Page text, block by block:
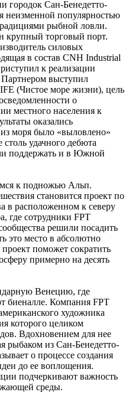
городок Сан-Бенедетто-
неизменной популярностью
рыбной ловли.
крупный торговый порт.
силовых
в состав CNH Industrial
к реализации
выступил
(Чистое море жизни), цель
о
местного населения к
оказались
моря было «выловлено»
удачного дебюта
поддержать и в Южной
к подножью Альп.
становится проект по
в расположенном к северу
где сотрудники FPT
решили посадить
это место в абсолютно
поможет сократить
примерно на десять
Венецию, где
биеналле. Компания FPT
художника
которого целиком
Вдохновением для нее
рыбаком из Сан-Бенедетто-
о процессе создания
до ее воплощения.
подчеркивают важность
среды.